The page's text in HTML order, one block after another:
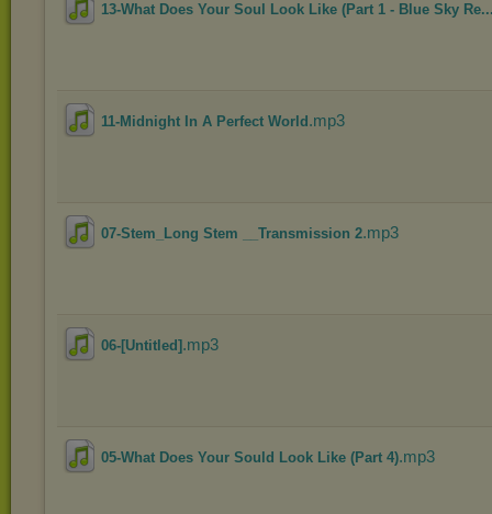
13-What Does Your Soul Look Like (Part 1 - Blue Sky
11-Midnight In A Perfect World .mp3
07-Stem_Long Stem __Transmission 2.mp3
06-[Untitled] .mp3
05-What Does Your Sould Look Like (Part 4).mp3